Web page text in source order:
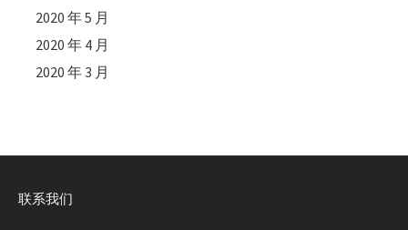
2020 年 5 月
2020 年 4 月
2020 年 3 月
联系我们